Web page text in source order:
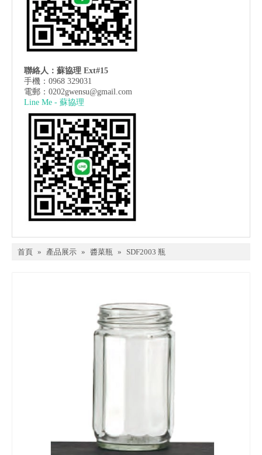
聯絡人：蘇協理 Ext#15
手機：0968 329031
電郵： 0202gwensu@gmail.com
Line Me - 蘇協理
首頁 » 產品展示 » 醬菜瓶 » SDF2003 瓶